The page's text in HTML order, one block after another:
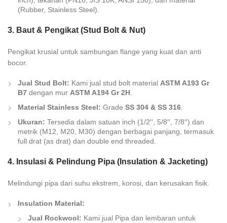
(Rubber, Stainless Steel).
3. Baut & Pengikat (Stud Bolt & Nut)
Pengikat krusial untuk sambungan flange yang kuat dan anti
bocor.
Jual Stud Bolt: Kami jual stud bolt material ASTM A193 Gr
B7 dengan mur ASTM A194 Gr 2H
Material Stainless Steel: Grade SS 304 & SS 316
Ukuran: Tersedia dalam satuan inch (1/2′′ 5/8′′ 7/8′′) dan
metrik (M12, M20, M30) dengan berbagai panjang, termasuk
full drat (as drat) dan double end threaded
4. Insulasi & Pelindung Pipa (Insulation & Jacketing)
Melindungi pipa dari suhu ekstrem, korosi, dan kerusakan fisik.
Insulation Material:
Jual Rockwool: Kami jual Pipa dan lembaran untuk